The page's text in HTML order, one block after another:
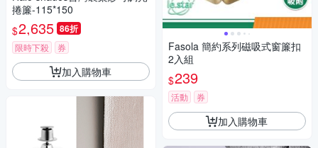
捲簾-115*150
$2,635 86折
限時下殺 券
加入購物車
Fasola 簡約系列磁吸式窗簾扣
2入組
$239
活動 券
加入購物車